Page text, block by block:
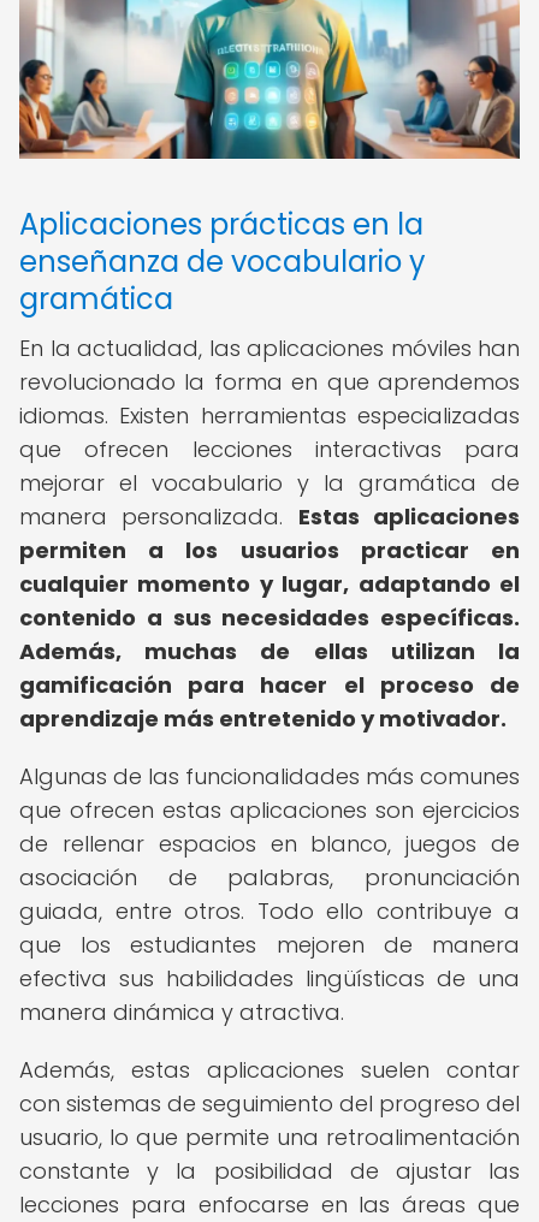
Aplicaciones prácticas en la
enseñanza de vocabulario y
gramática
En la actualidad, las aplicaciones móviles han
revolucionado la forma en que aprendemos
idiomas. Existen herramientas especializadas
que ofrecen lecciones interactivas para
mejorar el vocabulario y la gramática de
manera personalizada. Estas aplicaciones
permiten a los usuarios practicar en
cualquier momento y lugar, adaptando el
contenido a sus necesidades específicas.
Además, muchas de ellas utilizan la
gamificación para hacer el proceso de
aprendizaje más entretenido y motivador.
Algunas de las funcionalidades más comunes
que ofrecen estas aplicaciones son ejercicios
de rellenar espacios en blanco, juegos de
asociación de palabras, pronunciación
guiada, entre otros. Todo ello contribuye a
que los estudiantes mejoren de manera
efectiva sus habilidades lingüísticas de una
manera dinámica y atractiva.
Además, estas aplicaciones suelen contar
con sistemas de seguimiento del progreso del
usuario, lo que permite una retroalimentación
constante y la posibilidad de ajustar las
lecciones para enfocarse en las áreas que